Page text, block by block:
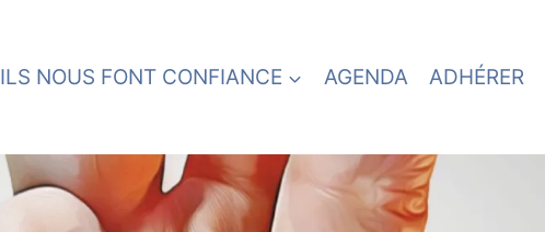
ILS NOUS FONT CONFIANCE AGENDA ADHÉRER